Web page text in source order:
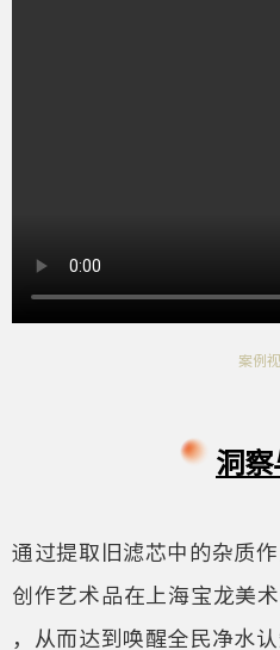
案例
洞察
通过提取旧滤芯中的杂质
创作艺术品在上海宝龙美
，从而达到唤醒全民净水